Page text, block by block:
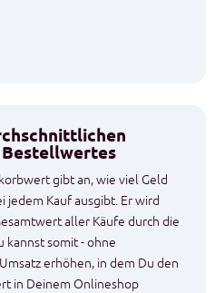
gibt an, wie viel Geld
jedem Kauf ausgibt. Er wird
aller Käufe durch die
kannst somit - ohne
erhöhen, in dem Du den
in Deinem Onlineshop